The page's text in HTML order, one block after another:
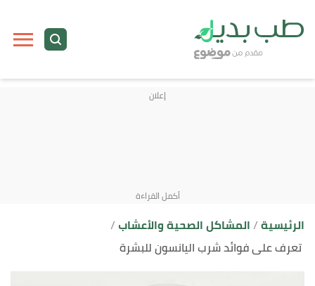
الرئيسية المشاكل الصحية والأعشاب
تعرف على فوائد شرب اليانسون للبشرة